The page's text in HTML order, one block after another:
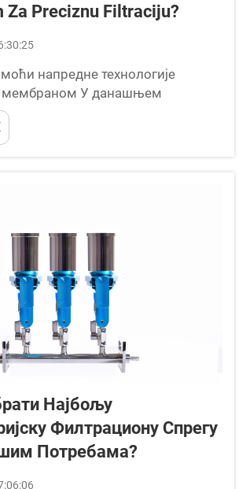
Za Preciznu Filtraciju?
напредне технологије
мембраном У данашњем
окружењу које захтева високу
филтри су постали
поузданог процеса
Најбољу
Филтрациону Спрегу
Потребама?